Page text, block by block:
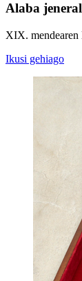
Alaba
XIX. mendearen
Ikusi gehiago